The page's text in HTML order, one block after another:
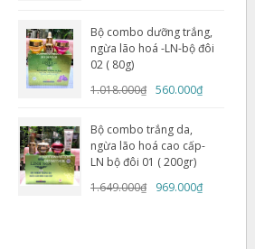
Bộ combo dưỡng trắng,
ngừa lão hoá -LN-bộ đôi
02 ( 80g)
1.018.000₫ 560.000₫
Bộ combo trắng da,
ngừa lão hoá cao cấp-
LN bộ đôi 01 ( 200gr)
1.649.000₫
969.000₫